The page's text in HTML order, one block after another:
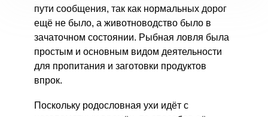
пути сообщения, так как нормальных дорог
ещё не было, а животноводство было в
зачаточном состоянии. Рыбная ловля была
простым и основным видом деятельности
для пропитания и заготовки продуктов
впрок.
Поскольку родословная ухи идёт с